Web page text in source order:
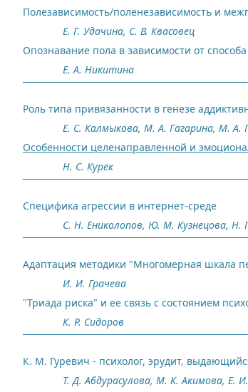
Полезависимость/поленезависимость и
Е. Г. Удачина, С. В. Квасовец
Опознавание пола в зависимости от
Е. А. Никитина
Роль типа привязанности в генезе
Е. С. Калмыкова, М. А. Гагарина, М. А.
Особенности целенаправленной и
Н. С. Курек
Специфика агрессии в интернет-среде
С. Н. Ениколопов, Ю. М. Кузнецова, Н.
Адаптация методики "Многомерная шкала
И. И. Грачева
"Триада риска" и ее связь с состоянием
К. Р. Сидоров
К. М. Гуревич - психолог, эрудит,
Т. Д. Абдурасулова, М. К. Акимова, Е.